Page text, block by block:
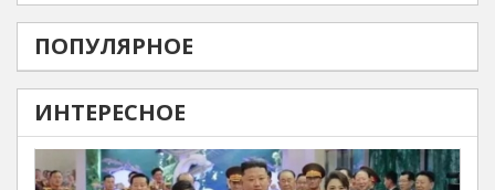
ПОПУЛЯРНОЕ
ИНТЕРЕСНОЕ